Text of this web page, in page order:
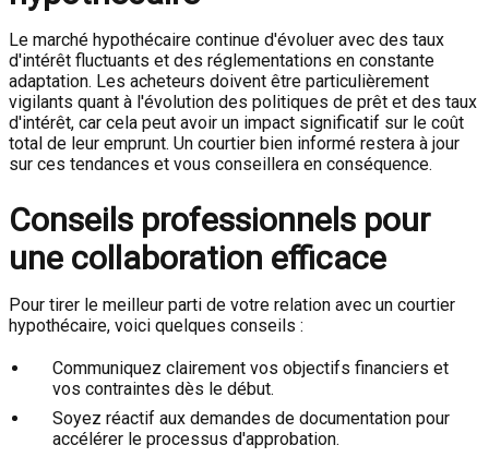
Le marché hypothécaire continue d'évoluer avec des taux
d'intérêt fluctuants et des réglementations en constante
adaptation. Les acheteurs doivent être particulièrement
vigilants quant à l'évolution des politiques de prêt et des taux
d'intérêt, car cela peut avoir un impact significatif sur le coût
total de leur emprunt. Un courtier bien informé restera à jour
sur ces tendances et vous conseillera en conséquence.
Conseils professionnels pour
une collaboration efficace
Pour tirer le meilleur parti de votre relation avec un courtier
hypothécaire, voici quelques conseils :
Communiquez clairement vos objectifs financiers et
vos contraintes dès le début.
Soyez réactif aux demandes de documentation pour
accélérer le processus d'approbation.